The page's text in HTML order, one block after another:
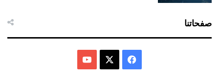
صفحاتنا